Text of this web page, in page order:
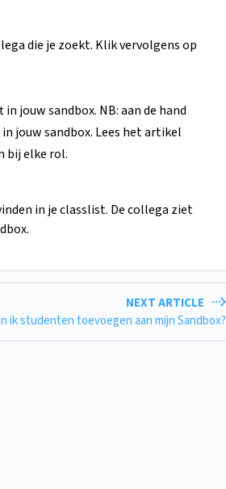
die je zoekt. Klik vervolgens op
jouw sandbox. NB: aan de hand
jouw sandbox. Lees het artikel
bij elke rol.
in je classlist. De collega ziet
NEXT ARTICLE
ik studenten toevoegen aan mijn Sandbox?